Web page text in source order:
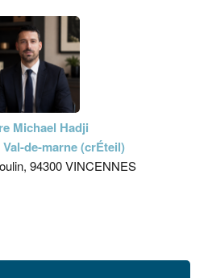
Michael Hadji
de-marne (crÉteil)
94300 VINCENNES